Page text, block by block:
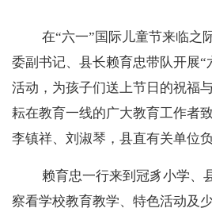
在“六一”国际儿童节来临之
委副书记、县长赖育忠带队开展“
活动，为孩子们送上节日的祝福
耘在教育一线的广大教育工作者
李镇祥、刘淑琴，县直有关单位
赖育忠一行来到冠豸小学、
察看学校教育教学、特色活动及